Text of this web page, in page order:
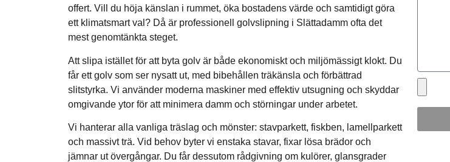
offert. Vill du höja känslan i rummet, öka bostadens värde och samtidigt göra
ett klimatsmart val? Då är professionell golvslipning i Slättadamm ofta det
mest genomtänkta steget.
Att slipa istället för att byta golv är både ekonomiskt och miljömässigt klokt. Du
får ett golv som ser nysatt ut, med bibehållen träkänsla och förbättrad
slitstyrka. Vi använder moderna maskiner med effektiv utsugning och skyddar
omgivande ytor för att minimera damm och störningar under arbetet.
Vi hanterar alla vanliga träslag och mönster: stavparkett, fiskben, lamellparkett
och massivt trä. Vid behov byter vi enstaka stavar, fixar lösa brädor och
jämnar ut övergångar. Du får dessutom rådgivning om kulörer, glansgrader